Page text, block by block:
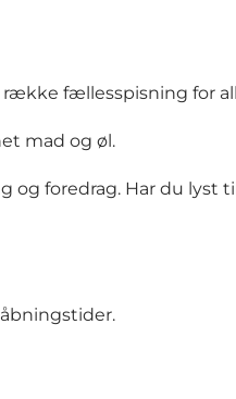
fællesspisning for
mad og øl.
foredrag. Har du lyst